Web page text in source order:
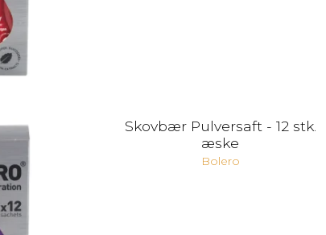
Skovbær Pulversaft - 12 stk.
æske
Bolero